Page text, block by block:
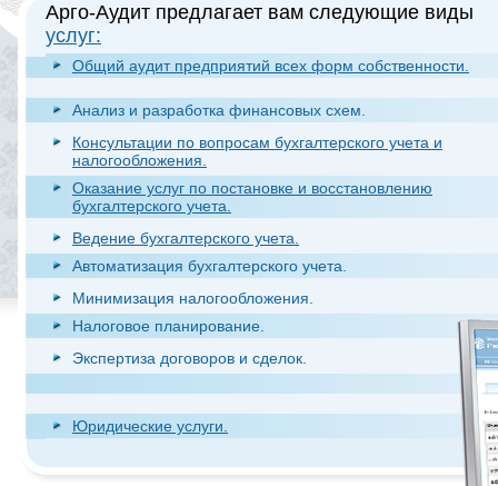
Арго-Аудит предлагает вам следующие виды
услуг:
Общий аудит предприятий всех форм собственности.
Анализ и разработка финансовых схем.
Консультации по вопросам бухгалтерского учета и
налогообложения.
Оказание услуг по постановке и восстановлению
бухгалтерского учета.
Ведение бухгалтерского учета.
Автоматизация бухгалтерского учета.
Минимизация налогообложения.
Налоговое планирование.
Экспертиза договоров и сделок.
Юридические услуги.